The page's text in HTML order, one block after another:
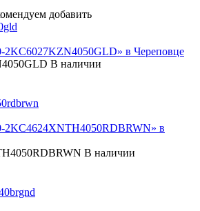
добавить
В наличии
В наличии